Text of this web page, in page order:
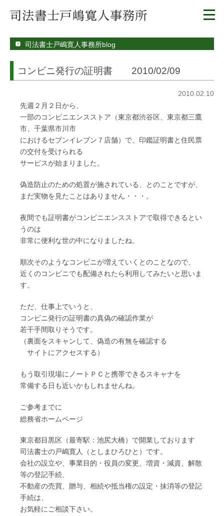
司法書士戸嶋寛人事務所blog
コンビニ発行の証明書 2010/02/09
2010.02.10
先週２月２日から、
一部のコンビニエンスストア（東京都渋谷区、東京都三鷹
市、千葉県市川市
におけるセブンイレブン７店舗）で、印鑑証明書と住民票
の交付を受けられる
サービスが始まりました。
偽造防止のための処置が施されている、とのことですが、
まだ実物を見たことはありません・・・。
夜間でも証明書がコンビニエンスストアで取得できるとい
うのは
非常に便利な世の中になりましたね。
順次そのようなコンビニが増えていくとのことなので、
近くのコンビニでも配備されたら利用してみたいと思いま
す。
ただ、仕事上でいうと、
コンビニ発行の証明書の真偽の確認作業が
若干手間取りそうです。
（裏面をスキャンして、偽造の有無を確認する
サイトにアクセスする）
もう取引現場にノートＰＣと携帯できるスキャナを
常備する日も近いかもしれませんね。
ご参考までに
総務省ホームページ
東京都目黒区（最寄駅：池尻大橋）で開業しております
司法書士の戸嶋寛人（としまひろひと）です。
会社の設立や、事業目的・役員の変更、増資・減資、解散
等の登記手続、
不動産の売買、贈与、相続や抵当権の設定・抹消等の登記
手続は、
お気軽にご相談下さい。